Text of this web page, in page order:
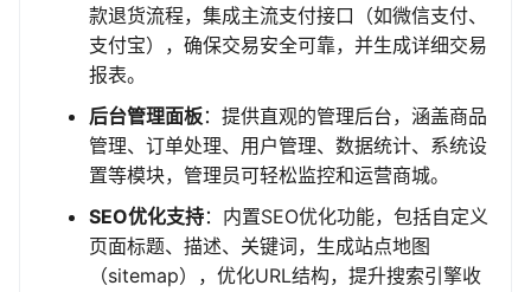
款退货流程，集成主流支付接口（如微信支付、
支付宝），确保交易安全可靠，并生成详细交易
报表。
后台管理面板：提供直观的管理后台，涵盖商品
管理、订单处理、用户管理、数据统计、系统设
置等模块，管理员可轻松监控和运营商城。
SEO优化支持：内置SEO优化功能，包括自定义
页面标题、描述、关键词，生成站点地图
（sitemap），优化URL结构，提升搜索引擎收